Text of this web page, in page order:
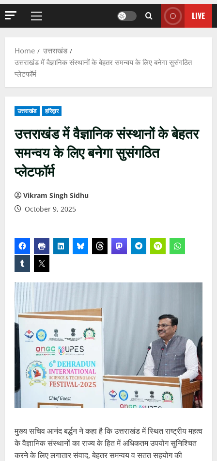
Primary
LIVE
Home
उत्तराखंड
उत्तराखंड में वैज्ञानिक संस्थानों के बेहतर समन्वय के लिए बनेगा सुसंगठित
प्लेटफॉर्म
उत्तराखंड हरिद्वार
उत्तराखंड में वैज्ञानिक संस्थानों के बेहतर
समन्वय के लिए बनेगा सुसंगठित
प्लेटफॉर्म
Vikram Singh Sidhu
October 9, 2025
मुख्य सचिव आनंद बर्द्धन ने कहा है कि उत्तराखंड में स्थित राष्ट्रीय महत्व
के वैज्ञानिक संस्थानों का राज्य के हित में अधिकतम उपयोग सुनिश्चित
करने के लिए लगातार संवाद, बेहतर समन्वय व सतत सहयोग की